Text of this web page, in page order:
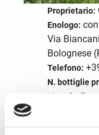
Proprietario:
Enologo:
Via
Bolognese
Telefono:
N. bottiglie
Metodo di
Email: